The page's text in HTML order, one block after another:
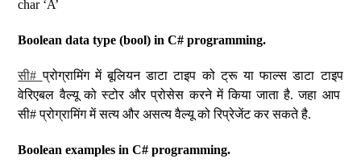
char ‘A’
Boolean data type (bool) in C# programming.
सी#प्रोग्रामिंग में बूलियन डाटा टाइप को ट्रू या फाल्स डाटा टाइप
वेरिएबल वैल्यू को स्टोर और प्रोसेस करने में किया जाता है. जहा आप
सी# प्रोग्रामिंग में सत्य और असत्य वैल्यू को रिप्रेजेंट कर सकते है.
Boolean examples in C# programming.